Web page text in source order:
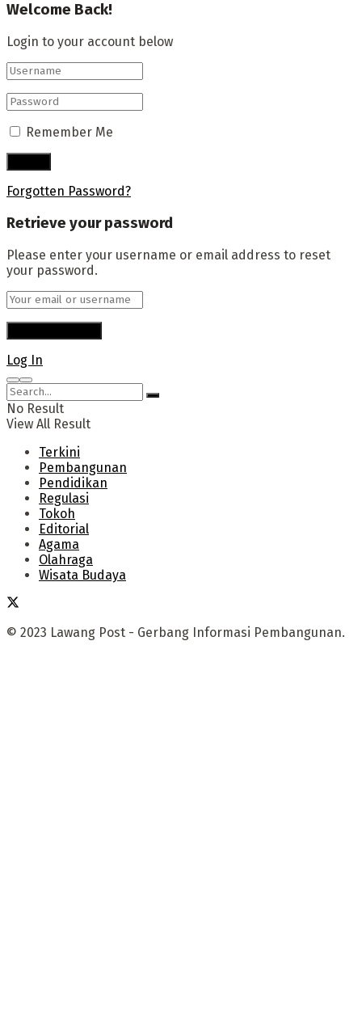
Welcome Back!
Login to your account below
Remember Me
Forgotten Password?
Retrieve your password
Please enter your username or email address to reset
your password.
Log In
No Result
View All Result
Terkini
Pembangunan
Pendidikan
Regulasi
Tokoh
Editorial
Agama
Olahraga
Wisata Budaya
© 2023 Lawang Post - Gerbang Informasi Pembangunan.